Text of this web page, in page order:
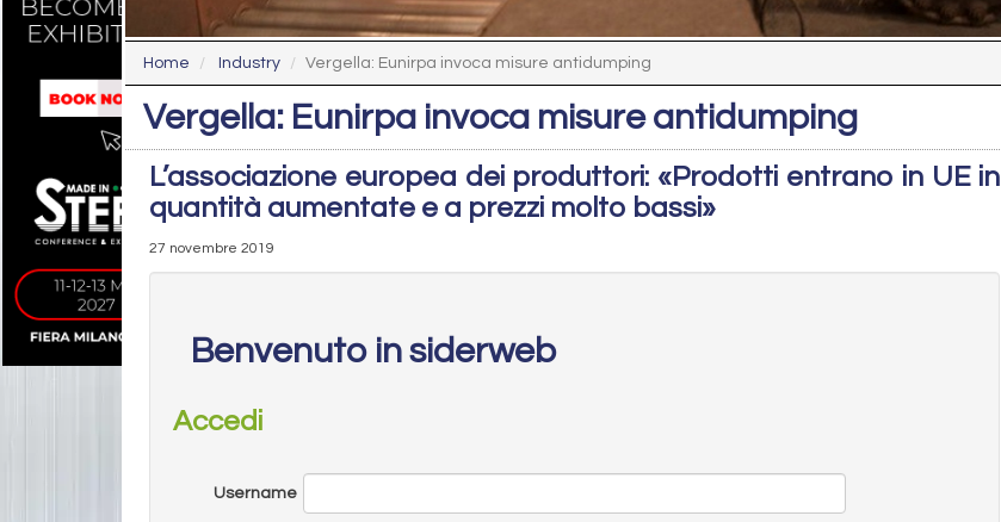
Home Industry Vergella: Eunirpa invoca misure antidumping
Vergella: Eunirpa invoca misure antidumping
L’associazione europea dei produttori: «Prodotti entrano in UE in
quantità aumentate e a prezzi molto bassi»
27 novembre 2019
Benvenuto in siderweb
Accedi
Username